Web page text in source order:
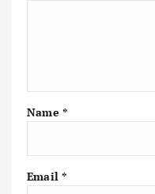
Name *
Email *